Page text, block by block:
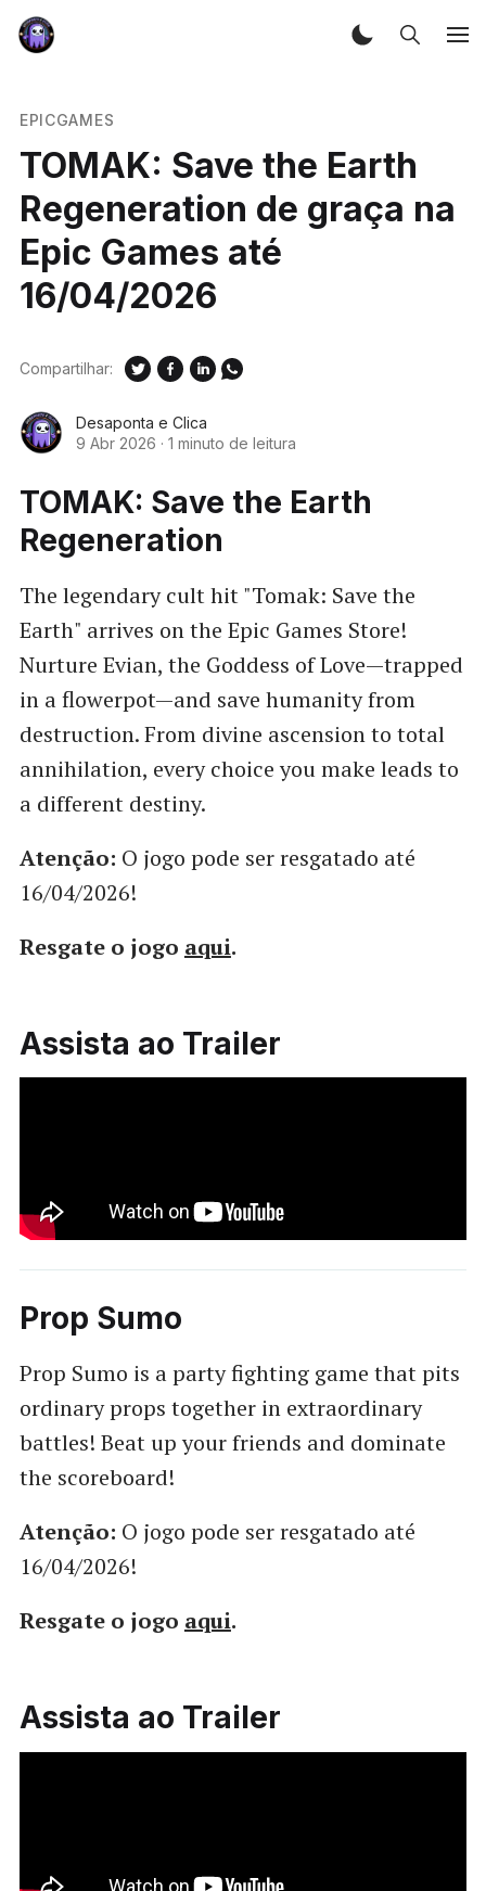
EPICGAMES
TOMAK: Save the Earth
Regeneration de graça na
Epic Games até
16/04/2026
Desaponta e Clica
9 Abr 2026 · 1 minuto de leitura
Compartilhar:
TOMAK: Save the Earth
Regeneration
The legendary cult hit "Tomak: Save the
Earth" arrives on the Epic Games Store!
Nurture Evian, the Goddess of Love—trapped
in a flowerpot—and save humanity from
destruction. From divine ascension to total
annihilation, every choice you make leads to
a different destiny.
Atenção: O jogo pode ser resgatado até
16/04/2026!
Resgate o jogo aqui.
Assista ao Trailer
Prop Sumo
Prop Sumo is a party fighting game that pits
ordinary props together in extraordinary
battles! Beat up your friends and dominate
the scoreboard!
Atenção: O jogo pode ser resgatado até
16/04/2026!
Resgate o jogo aqui.
Assista ao Trailer